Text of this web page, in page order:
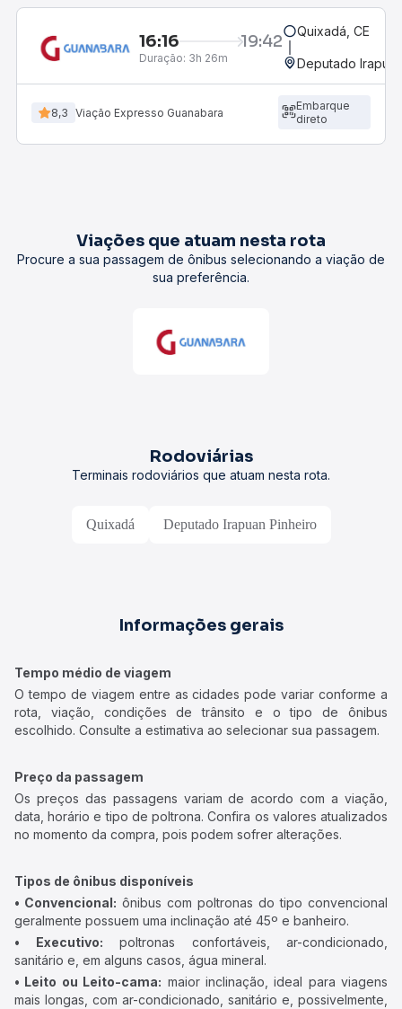
16:16 19:42
Duração: 3h 26m
Quixadá, CE
Deputado
8,3 Viação Expresso Guanabara
Embarque
direto
Viações que atuam nesta rota
Procure a sua passagem de ônibus selecionando a viação de
sua preferência.
Rodoviárias
Terminais rodoviários que atuam nesta rota.
Quixadá Deputado Irapuan Pinheiro
Informações gerais
Tempo médio de viagem
O tempo de viagem entre as cidades pode variar conforme a
rota, viação, condições de trânsito e o tipo de ônibus
escolhido. Consulte a estimativa ao selecionar sua passagem.
Preço da passagem
Os preços das passagens variam de acordo com a viação,
data, horário e tipo de poltrona. Confira os valores atualizados
no momento da compra, pois podem sofrer alterações.
Tipos de ônibus disponíveis
• Convencional: ônibus com poltronas do tipo convencional
geralmente possuem uma inclinação até 45º e banheiro.
• Executivo: poltronas confortáveis, ar-condicionado,
sanitário e, em alguns casos, água mineral.
• Leito ou Leito-cama: maior inclinação, ideal para viagens
mais longas, com ar-condicionado, sanitário e, possivelmente,